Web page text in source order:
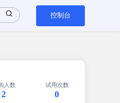
控制台
人数
2
试用次数
0